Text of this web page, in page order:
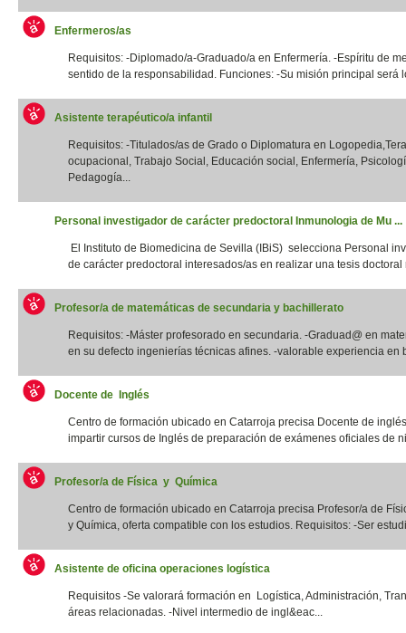
Enfermeros/as
Requisitos: -Diplomado/a-Graduado/a en Enfermería. -Espíritu de
sentido de la responsabilidad. Funciones: -Su misión principal será
Asistente terapéutico/a infantil
Requisitos: -Titulados/as de Grado o Diplomatura en
ocupacional, Trabajo Social, Educación social, Enfermería,
Pedagogía...
Personal investigador de carácter predoctoral Inmunologia de Mu ...
El Instituto de Biomedicina de Sevilla (IBiS) selecciona Personal
de carácter predoctoral interesados/as en realizar una tesis doctoral
Profesor/a de matemáticas de secundaria y bachillerato
Requisitos: -Máster profesorado en secundaria. -Graduad@ en
en su defecto ingenierías técnicas afines. -valorable experiencia en
Docente de Inglés
Centro de formación ubicado en Catarroja precisa Docente de
impartir cursos de Inglés de preparación de exámenes oficiales de
Profesor/a de Física y Química
Centro de formación ubicado en Catarroja precisa Profesor/a de
y Química, oferta compatible con los estudios. Requisitos: -Ser
Asistente de oficina operaciones logística
Requisitos -Se valorará formación en Logística, Administración,
áreas relacionadas. -Nivel intermedio de ingl&eac...